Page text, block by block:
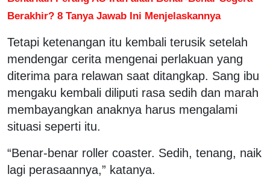
Berakhir? 8 Tanya Jawab Ini Menjelaskannya
Tetapi ketenangan itu kembali terusik setelah
mendengar cerita mengenai perlakuan yang
diterima para relawan saat ditangkap. Sang ibu
mengaku kembali diliputi rasa sedih dan marah
membayangkan anaknya harus mengalami
situasi seperti itu.
“Benar-benar roller coaster. Sedih, tenang, naik
lagi perasaannya,” katanya.